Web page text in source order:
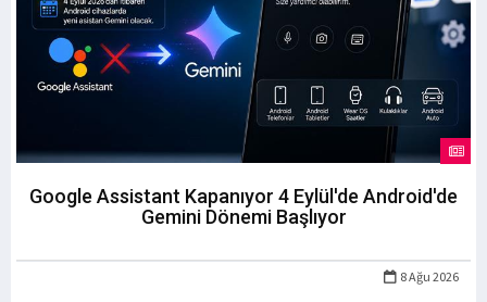
Google Assistant Kapanıyor 4 Eylül'de Android'de
Gemini Dönemi Başlıyor
8 Ağu 2026